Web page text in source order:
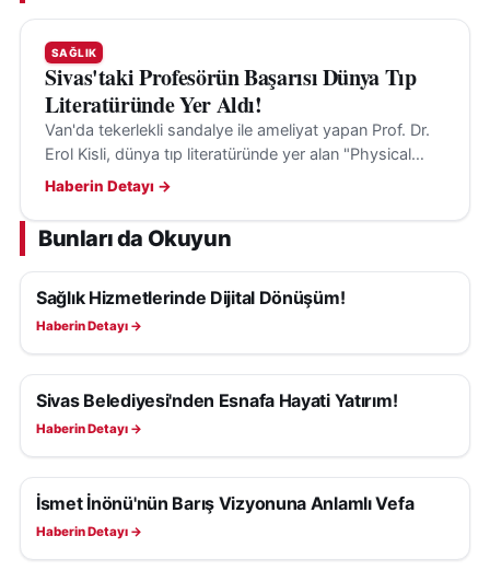
SAĞLIK
Sivas'taki Profesörün Başarısı Dünya Tıp
Literatüründe Yer Aldı!
Van'da tekerlekli sandalye ile ameliyat yapan Prof. Dr.
Erol Kisli, dünya tıp literatüründe yer alan "Physical
Limits" çalışmasıyla dikkat çekti.
Haberin Detayı →
Bunları da Okuyun
SAĞLIK
Sağlık Hizmetlerinde Dijital Dönüşüm!
Haberin Detayı →
SAĞLIK
Sivas Belediyesi'nden Esnafa Hayati Yatırım!
Haberin Detayı →
SAĞLIK
İsmet İnönü'nün Barış Vizyonuna Anlamlı Vefa
Haberin Detayı →